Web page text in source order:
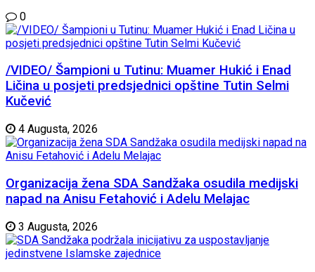
0
/VIDEO/ Šampioni u Tutinu: Muamer Hukić i Enad
Ličina u posjeti predsjednici opštine Tutin Selmi
Kučević
4 Augusta, 2026
Organizacija žena SDA Sandžaka osudila medijski
napad na Anisu Fetahović i Adelu Melajac
3 Augusta, 2026